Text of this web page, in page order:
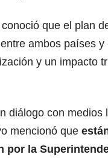
que el plan
ambos países y
y un impacto
diálogo con medios
mencionó que
por la